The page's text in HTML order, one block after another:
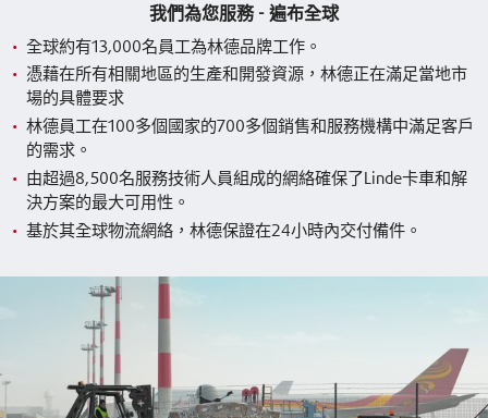
我們為您服務 - 遍布全球
全球約有13,000名員工為林德品牌工作。
憑藉在所有相關地區的生產和開發資源，林德正在滿足當地市
場的具體要求
林德員工在100多個國家的700多個銷售和服務機構中滿足客戶
的需求。
由超過8,500名服務技術人員組成的網絡確保了Linde卡車和解
決方案的最大可用性。
基於其全球物流網絡，林德保證在24小時內交付備件。